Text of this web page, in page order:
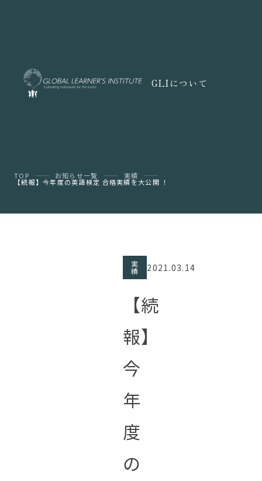
GLIについて
TOP お知らせ一覧 実績
【続報】今年度の英語検定 合格実績を大公開 ！
実
績 2021.03.14
【続
報】
今
年
度
の